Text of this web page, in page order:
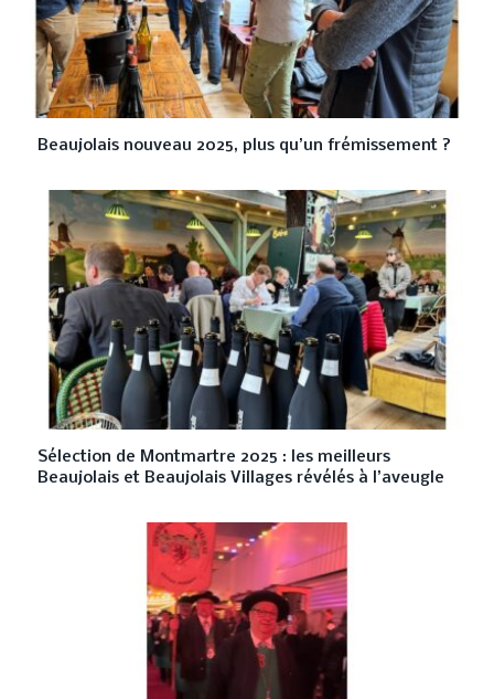
Beaujolais nouveau 2025, plus qu’un frémissement ?
Sélection de Montmartre 2025 : les meilleurs
Beaujolais et Beaujolais Villages révélés à l’aveugle